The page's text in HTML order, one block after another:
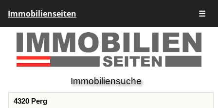
Immobilienseiten ☰
Immobiliensuche